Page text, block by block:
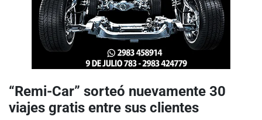
“Remi-Car” sorteó nuevamente 30
viajes gratis entre sus clientes